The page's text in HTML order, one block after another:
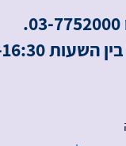
8:00-16:30.